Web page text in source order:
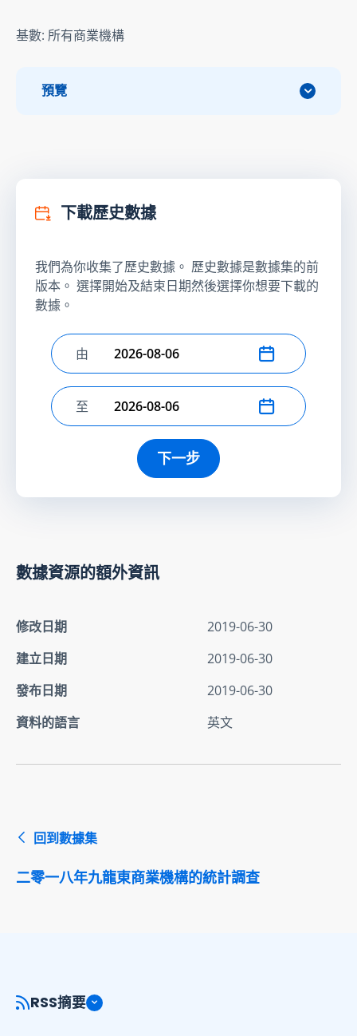
基數: 所有商業機構
預覽
下載歷史數據
我們為你收集了歷史數據。 歷史數據是數據集的前
版本。 選擇開始及結束日期然後選擇你想要下載的
數據。
選擇開始日期
由
選擇結束日期
至
下一步
數據資源的額外資訊
修改日期
2019-06-30
建立日期
2019-06-30
發布日期
2019-06-30
資料的語言
英文
回到數據集
二零一八年九龍東商業機構的統計調查
RSS摘要